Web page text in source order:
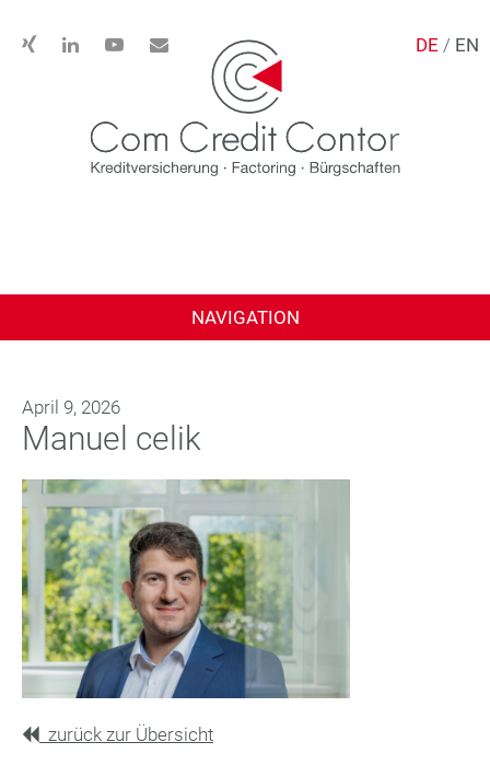
DE / EN
NAVIGATION
April 9, 2026
Manuel celik
zurück zur Übersicht